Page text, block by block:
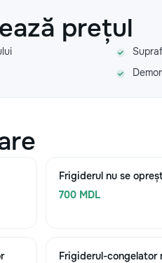
prețul
Frigiderul nu se
700 MDL
Frigiderul-congelator